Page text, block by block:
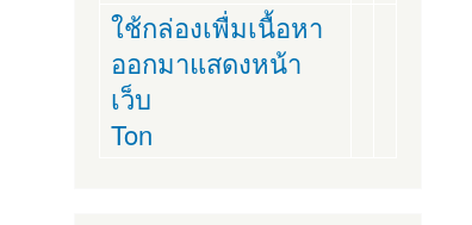
ใช้กล่องเพื่มเนื้อหา
ออกมาแสดงหน้า
เว็บ
Ton